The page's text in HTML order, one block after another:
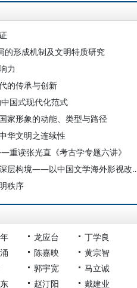
的形成机制及文明特质研究
力
的传承与创新
国式现代化范式
家形象的动能、类型与路径
华文明之连续性
读张光直《考古学专题六讲》
骆平：影像空间范畴的中华文
秩序
龙应台
丁学良
陈嘉映
黄宗智
郭宇宽
马立诚
赵汀阳 戴建业